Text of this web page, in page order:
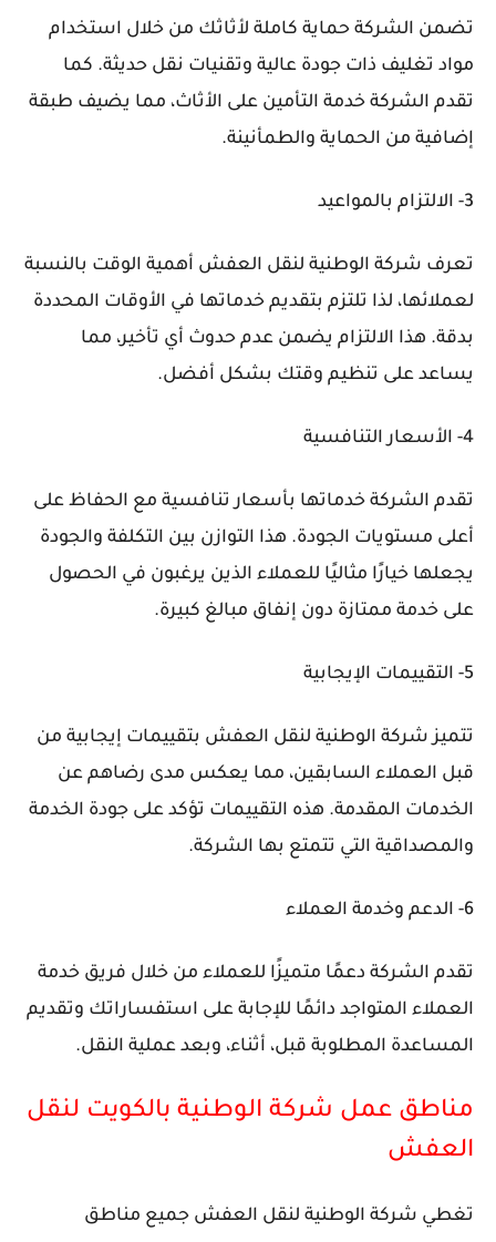
تضمن الشركة حماية كاملة لأثاثك من خلال استخدام
مواد تغليف ذات جودة عالية وتقنيات نقل حديثة. كما
تقدم الشركة خدمة التأمين على الأثاث، مما يضيف طبقة
إضافية من الحماية والطمأنينة.
3- الالتزام بالمواعيد
تعرف شركة الوطنية لنقل العفش أهمية الوقت بالنسبة
لعملائها، لذا تلتزم بتقديم خدماتها في الأوقات المحددة
بدقة. هذا الالتزام يضمن عدم حدوث أي تأخير، مما
يساعد على تنظيم وقتك بشكل أفضل.
4- الأسعار التنافسية
تقدم الشركة خدماتها بأسعار تنافسية مع الحفاظ على
أعلى مستويات الجودة. هذا التوازن بين التكلفة والجودة
يجعلها خيارًا مثاليًا للعملاء الذين يرغبون في الحصول
على خدمة ممتازة دون إنفاق مبالغ كبيرة.
5- التقييمات الإيجابية
تتميز شركة الوطنية لنقل العفش بتقييمات إيجابية من
قبل العملاء السابقين، مما يعكس مدى رضاهم عن
الخدمات المقدمة. هذه التقييمات تؤكد على جودة الخدمة
والمصداقية التي تتمتع بها الشركة.
6- الدعم وخدمة العملاء
تقدم الشركة دعمًا متميزًا للعملاء من خلال فريق خدمة
العملاء المتواجد دائمًا للإجابة على استفساراتك وتقديم
المساعدة المطلوبة قبل، أثناء، وبعد عملية النقل.
مناطق عمل شركة الوطنية بالكويت لنقل
العفش
تغطي شركة الوطنية لنقل العفش جميع مناطق